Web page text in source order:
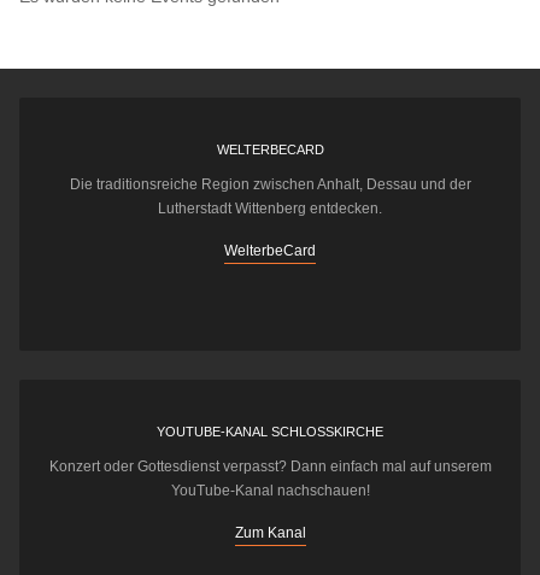
WELTERBECARD
Die traditionsreiche Region zwischen Anhalt, Dessau und der
Lutherstadt Wittenberg entdecken.
WelterbeCard
YOUTUBE-KANAL SCHLOSSKIRCHE
Konzert oder Gottesdienst verpasst? Dann einfach mal auf unserem
YouTube-Kanal nachschauen!
Zum Kanal